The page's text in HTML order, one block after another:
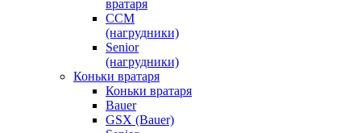
вратаря
CCM
(нагрудники)
Senior
(нагрудники)
Коньки вратаря
Коньки вратаря
Bauer
GSX (Bauer)